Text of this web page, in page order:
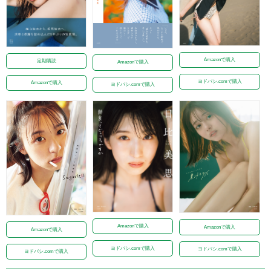
定期購読
Amazonで購入
Amazonで購入
ヨドバシ.comで購入
Amazonで購入
ヨドバシ.comで購入
Amazonで購入
ヨドバシ.comで購入
Amazonで購入
ヨドバシ.comで購入
Amazonで購入
ヨドバシ.comで購入